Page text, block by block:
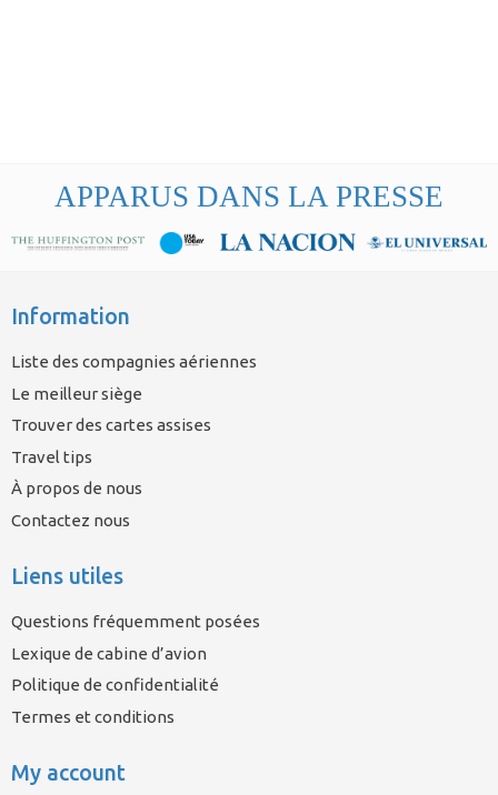
APPARUS DANS LA PRESSE
Information
Liste des compagnies aériennes
Le meilleur siège
Trouver des cartes assises
Travel tips
À propos de nous
Contactez nous
Liens utiles
Questions fréquemment posées
Lexique de cabine d’avion
Politique de confidentialité
Termes et conditions
My account